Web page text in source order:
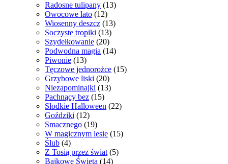
Radosne tulipany (13)
Owocowe lato (12)
Wiosenny deszcz (13)
Soczyste tropiki (13)
Szydełkowanie (20)
Podwodna magia (14)
Piwonie (13)
Tęczowe jednorożce (15)
Grzybowe liski (20)
Niezapominajki (13)
Pachnący bez (15)
Słodkie Halloween (22)
Goździki (12)
Smacznego (19)
W magicznym lesie (15)
Ślub (4)
Z Tosią przez świat (5)
Bajkowe Święta (14)